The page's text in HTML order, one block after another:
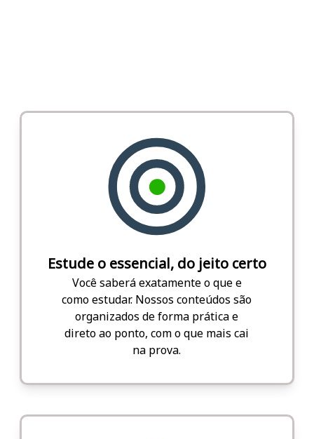
Estude o essencial, do jeito certo
Você saberá exatamente o que e
como estudar. Nossos conteúdos são
organizados de forma prática e
direto ao ponto, com o que mais cai
na prova.